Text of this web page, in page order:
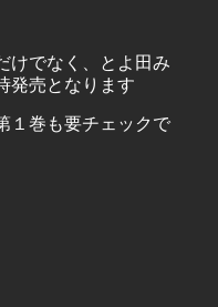
けでなく、とよ田み
発売となります
１巻も要チェックで